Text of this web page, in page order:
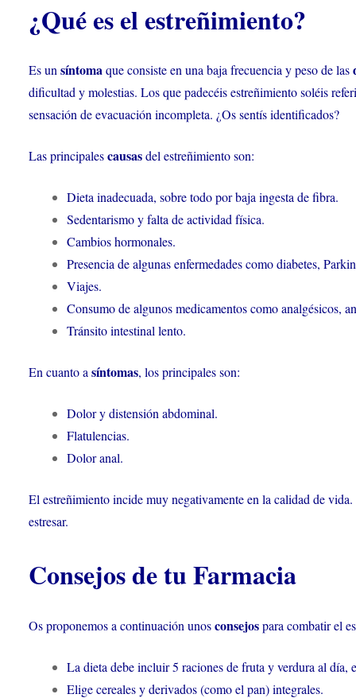
¿Qué es el estreñimiento?
Es unsíntomaque consiste en una baja frecuencia y peso de las
dificultad y molestias. Los que padecéis estreñimiento soléis
sensación de evacuación incompleta. ¿Os sentís identificados?
Las principalescausasdel estreñimiento son:
Dieta inadecuada, sobre todo por baja ingesta de fibra.
Sedentarismo y falta de actividad física.
Cambios hormonales.
Presencia de algunas enfermedades como diabetes,
Viajes.
Consumo de algunos medicamentos como analgésicos,
Tránsito intestinal lento.
En cuanto asíntomas, los principales son:
Dolor y distensión abdominal.
Flatulencias.
Dolor anal.
El estreñimiento incide muy negativamente en la calidad de
estresar.
Consejos de tu Farmacia
Os proponemos a continuación unosconsejospara combatir el
La dieta debe incluir 5 raciones de fruta y verdura al día,
Elige cereales y derivados (como el pan) integrales.